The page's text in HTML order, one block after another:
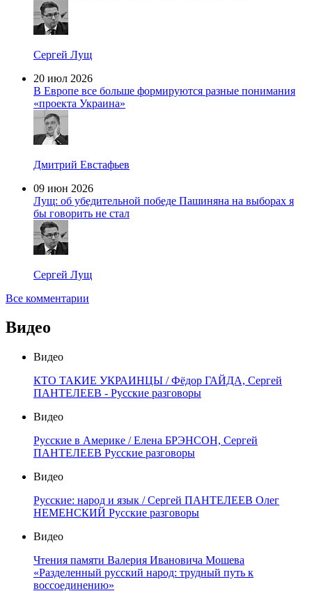
Сергей Лущ
20 июл 2026
В Европе все больше формируются разные понимания
«проекта Украина»
Дмитрий Евстафьев
09 июн 2026
Лущ: об убедительной победе Пашиняна на выборах я
бы говорить не стал
Сергей Лущ
Все комментарии
Видео
Видео
КТО ТАКИЕ УКРАИНЦЫ / Фёдор ГАЙДА, Сергей
ПАНТЕЛЕЕВ - Русские разговоры
Видео
Русские в Америке / Елена БРЭНСОН, Сергей
ПАНТЕЛЕЕВ Русские разговоры
Видео
Русские: народ и язык / Сергей ПАНТЕЛЕЕВ Олег
НЕМЕНСКИЙ Русские разговоры
Видео
Чтения памяти Валерия Ивановича Мошева
«Разделенный русский народ: трудный путь к
воссоединению»